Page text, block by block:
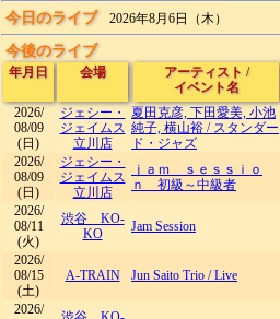
今日のライブ 2026年8月6日（木）
今後のライブ
年月日 会場 アーティスト /
イベント名
2026/
08/09
(日)
ジェシー・
ジェイムス
立川店
夏田克彦, 下田愛美, 小池
純子, 横山裕 / スタンダー
ド・ジャズ
2026/
08/09
(日)
ジェシー・
ジェイムス
立川店
ｊａｍ ｓｅｓｓｉｏ
ｎ 初級～中級者
2026/
08/11
(火)
渋谷 KO-
KO
Jam Session
2026/
08/15
(土)
A-TRAIN Jun Saito Trio /Live
2026/